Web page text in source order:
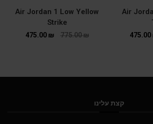
Air
475.00
Air Jordan 1 Low Yellow
Strike
775.00₪
475.00 ₪
קצת עלינו